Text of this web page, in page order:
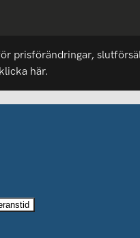
prisförändringar,
klicka här.